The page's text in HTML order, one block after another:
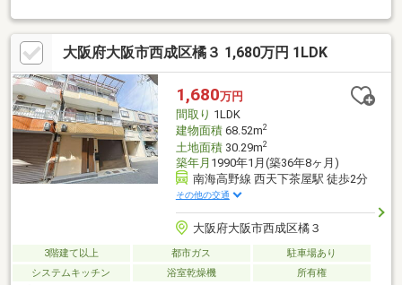
境です！---浴室乾燥、食洗機など生活が便利になる設備揃ってい
ます☆納戸スペースは収納としてすっきりした空間づくりはもち
ろん居室としても使えるのでライフステージに合わせた柔軟性が
魅力的♪
大阪府大阪市西成区橘３ 1,680万円 1LDK
1,680万円
間取り 1LDK
建物面積68.52m2
土地面積30.29m2
築年月 1990年1月(築36年8ヶ月)
南海高野線 西天下茶屋駅 徒歩2分
その他の交通
大阪府大阪市西成区橘３
3階建て以上 都市ガス
駐車場あり
システムキッチン
浴室乾燥機 所有権